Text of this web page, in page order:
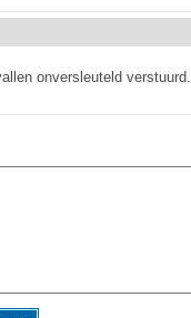
onversleuteld verstuurd.